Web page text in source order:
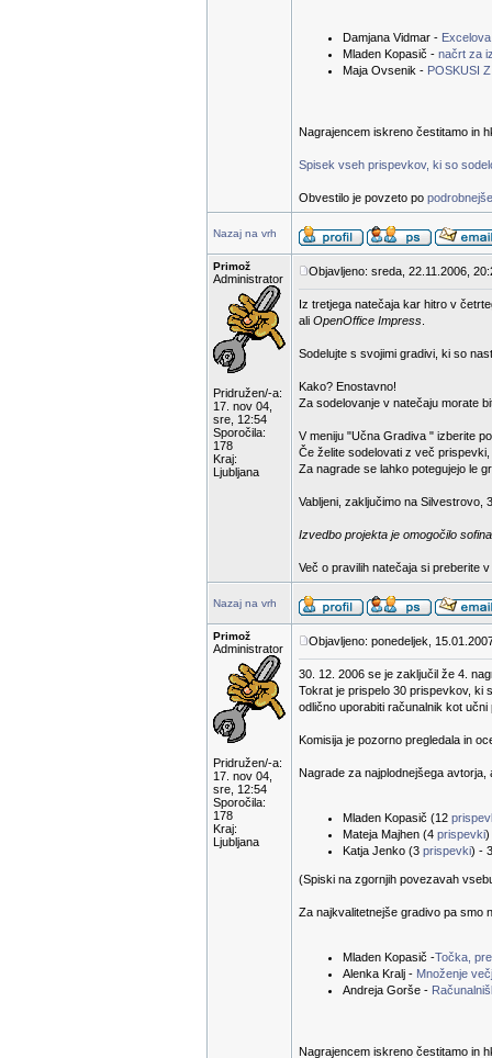
Damjana Vidmar -
Mladen Kopasič - načrt za
Maja Ovsenik - POSKUSI
Nagrajencem iskreno čestitamo in
Spisek vseh prispevkov, ki so
Obvestilo je povzeto po
Nazaj na vrh
Primož
Administrator
Pridružen/-a:
17. nov 04,
sre, 12:54
Sporočila:
178
Kraj:
Ljubljana
Objavljeno: sreda, 22.11.2006,
Iz tretjega natečaja kar hitro v
ali OpenOffice Impress
Sodelujte s svojimi gradivi, ki so
Kako? Enostavno!
Za sodelovanje v natečaju morate
V meniju "Učna Gradiva " izberite
Če želite sodelovati z več
Za nagrade se lahko potegujejo le
Vabljeni, zaključimo na Silvestrovo,
Izvedbo projekta je omogočilo
Več o pravilih natečaja si preberite v
Nazaj na vrh
Primož
Administrator
Pridružen/-a:
17. nov 04,
sre, 12:54
Sporočila:
178
Kraj:
Ljubljana
Objavljeno: ponedeljek,
30. 12. 2006 se je zaključil že 4.
Tokrat je prispelo 30 prispevkov, ki
odlično uporabiti računalnik kot učni
Komisija je pozorno pregledala in
Nagrade za najplodnejšega avtorja,
Mladen Kopasič (12
Mateja Majhen (4 prispevki)
Katja Jenko (3 prispevki) -
(Spiski na zgornjih povezavah
Za najkvalitetnejše gradivo pa smo
Mladen Kopasič -Točka,
Alenka Kralj - Množenje
Andreja Gorše -
Nagrajencem iskreno čestitamo in